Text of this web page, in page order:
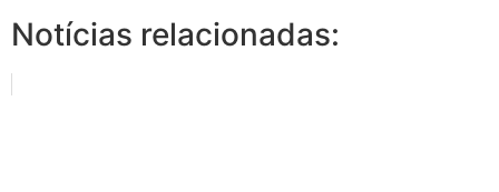
Notícias relacionadas: